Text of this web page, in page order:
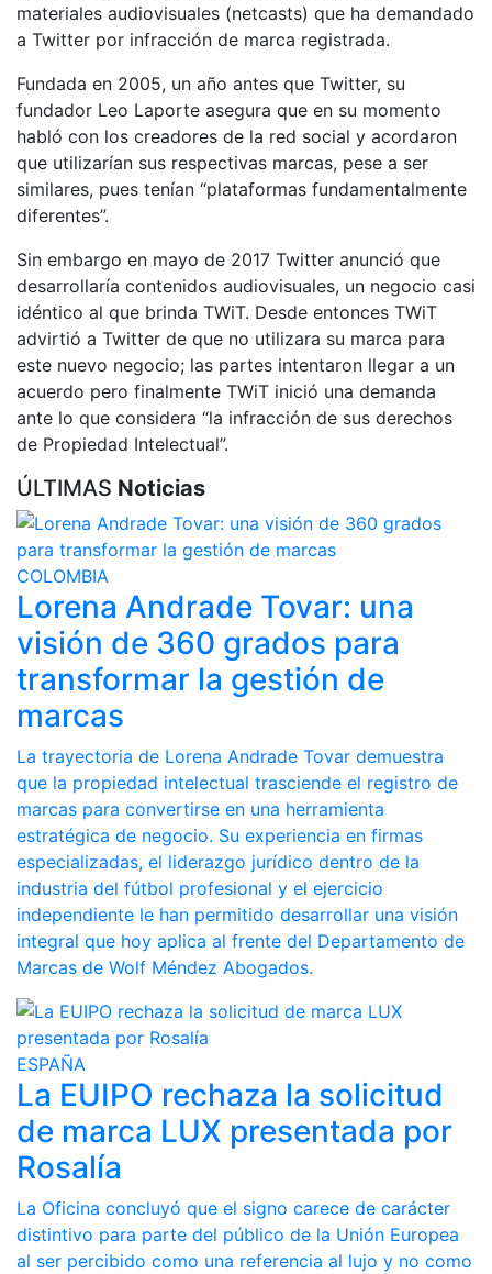
materiales audiovisuales (netcasts) que ha demandado
a Twitter por infracción de marca registrada.
Fundada en 2005, un año antes que Twitter, su
fundador Leo Laporte asegura que en su momento
habló con los creadores de la red social y acordaron
que utilizarían sus respectivas marcas, pese a ser
similares, pues tenían “plataformas fundamentalmente
diferentes”.
Sin embargo en mayo de 2017 Twitter anunció que
desarrollaría contenidos audiovisuales, un negocio casi
idéntico al que brinda TWiT. Desde entonces TWiT
advirtió a Twitter de que no utilizara su marca para
este nuevo negocio; las partes intentaron llegar a un
acuerdo pero finalmente TWiT inició una demanda
ante lo que considera “la infracción de sus derechos
de Propiedad Intelectual”.
ÚLTIMAS Noticias
COLOMBIA
Lorena Andrade Tovar: una
visión de 360 grados para
transformar la gestión de
marcas
La trayectoria de Lorena Andrade Tovar demuestra
que la propiedad intelectual trasciende el registro de
marcas para convertirse en una herramienta
estratégica de negocio. Su experiencia en firmas
especializadas, el liderazgo jurídico dentro de la
industria del fútbol profesional y el ejercicio
independiente le han permitido desarrollar una visión
integral que hoy aplica al frente del Departamento de
Marcas de Wolf Méndez Abogados.
ESPAÑA
La EUIPO rechaza la solicitud
de marca LUX presentada por
Rosalía
La Oficina concluyó que el signo carece de carácter
distintivo para parte del público de la Unión Europea
al ser percibido como una referencia al lujo y no como